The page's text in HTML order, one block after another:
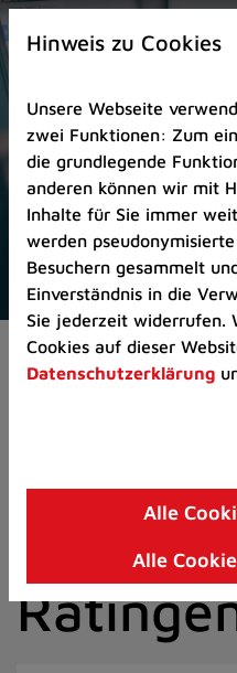
Zur
Startseite
Zum
Seitenanfang
springen
(Schnelltaste
A)
Zur
Navigation/Menü
springen
(Schnelltaste
M)
Zur
8)
I)
Aktuelles
der
Hinweis zu Cookies
Unsere Webseite
zwei Funktionen: Zum
die grundlegende
anderen können wir mit
Inhalte für Sie immer
werden
Besuchern gesammelt
Einverständnis in die
Sie jederzeit widerrufen.
Cookies auf dieser
Datenschutzerklärung
Alle
Alle